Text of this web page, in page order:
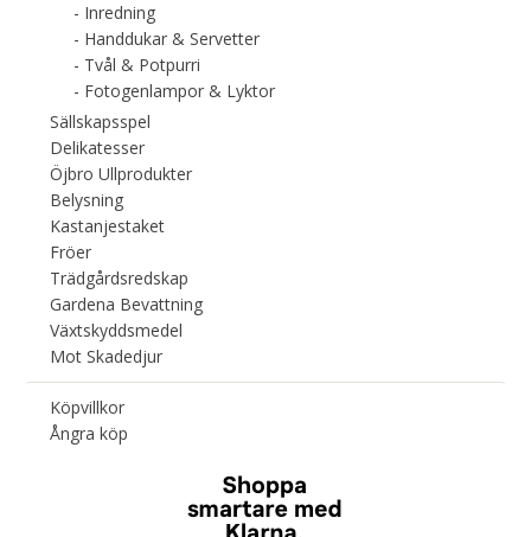
Inredning
Handdukar & Servetter
Tvål & Potpurri
Fotogenlampor & Lyktor
Sällskapsspel
Delikatesser
Öjbro Ullprodukter
Belysning
Kastanjestaket
Fröer
Trädgårdsredskap
Gardena Bevattning
Växtskyddsmedel
Mot Skadedjur
Köpvillkor
Ångra köp